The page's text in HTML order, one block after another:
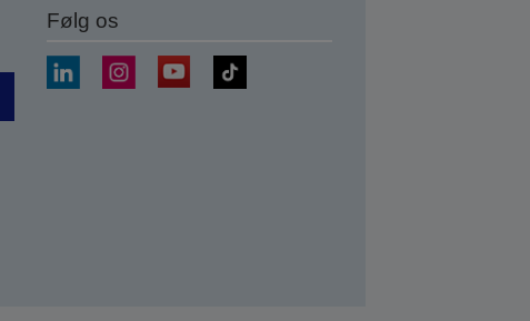
Følg os